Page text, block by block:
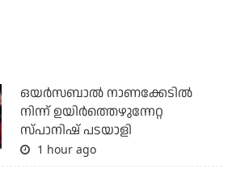
ഒയര്‍സബാൽ നാണക്കേടിൽ
നിന്ന് ഉയിർത്തെഴുന്നേറ്റ
സ്പാനിഷ് പടയാളി
1 hour ago